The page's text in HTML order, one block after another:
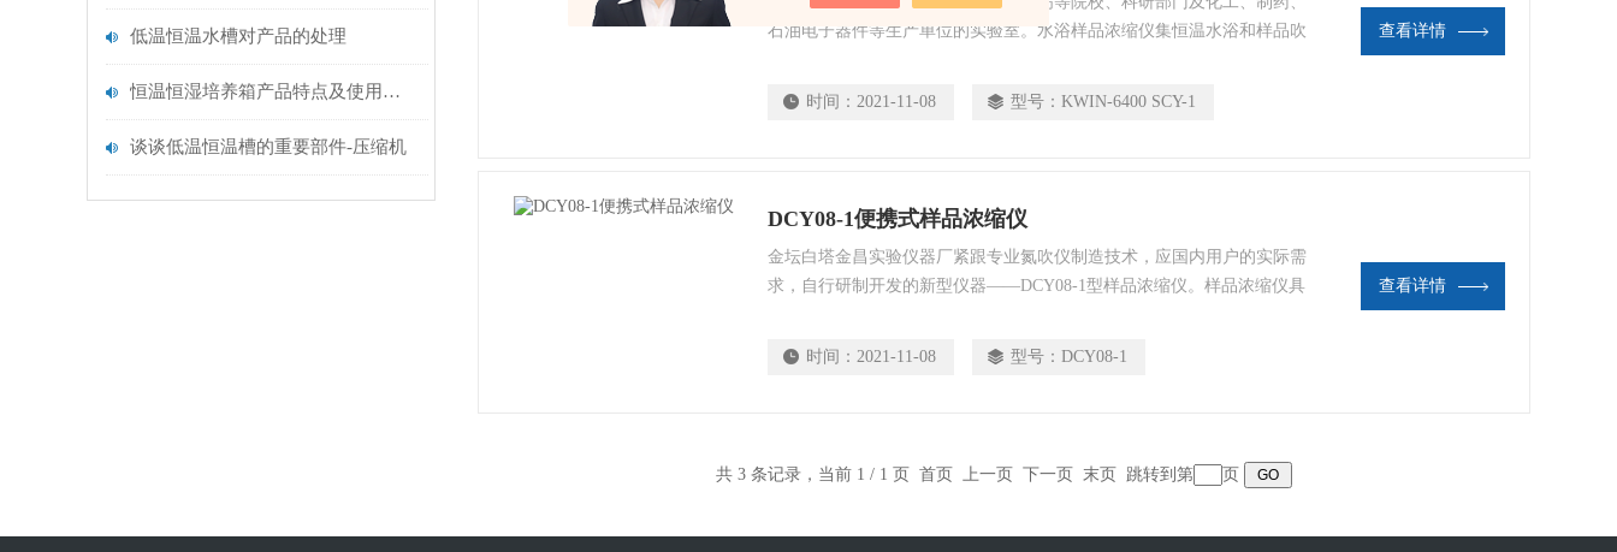
低温恒温水槽对产品的处理
恒温恒湿培养箱产品特点及使用说明
谈谈低温恒温槽的重要部件-压缩机
石油电子器件等生产单位的实验室。水浴样品浓缩仪集恒温水浴和样品吹
前处理的*仪器之一。
时间： 2021-11-08 型号： KWIN-6400 SCY-1
查看详情
DCY08-1便携式样品浓缩仪
金坛白塔金昌实验仪器厂紧跟专业氮吹仪制造技术，应国内用户的实际需
求，自行研制开发的新型仪器——DCY08-1型样品浓缩仪。样品浓缩仪具
面，实现大量样品的现场快速浓缩，又将各组成部件组合到同一个箱体
时间： 2021-11-08 型号： DCY08-1
查看详情
共 3 条记录，当前 1 / 1 页 首页 上一页 下一页 末页 跳转到第 页